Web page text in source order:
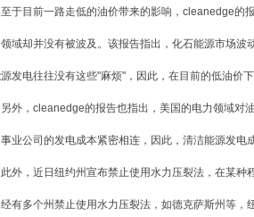
目前一路走低的油价带来的影响，cleanedge的报
域却并没有被波及。该报告指出，化石能源市场
发电往往没有这些"麻烦"，因此，在目前的低油价
，cleanedge的报告也指出，美国的电力领域对油
业公司的发电成本紧密相连，因此，清洁能源发电
，近日纽约州宣布禁止使用水力压裂法，在某种
经有多个州禁止使用水力压裂法，如德克萨斯州等